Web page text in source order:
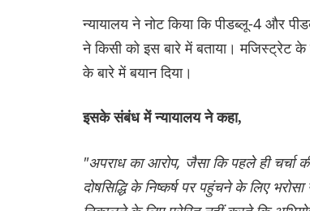
न्यायालय ने नोट किया कि पीडब्लू-4 और
ने किसी को इस बारे में बताया। मजिस्ट्रेट
के बारे में बयान दिया।
इसके संबंध में न्यायालय ने कहा,
"अपराध का आरोप, जैसा कि पहले ही चर्चा
दोषसिद्धि के निष्कर्ष पर पहुंचने के लिए